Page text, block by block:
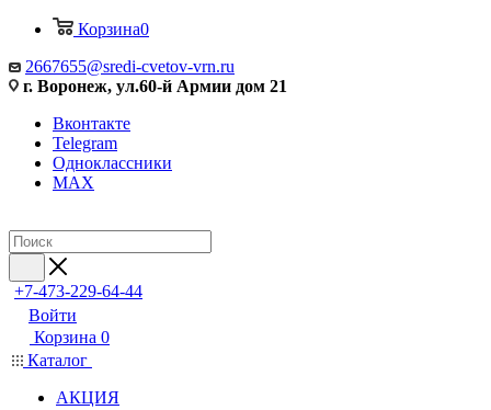
Корзина0
2667655@sredi-cvetov-vrn.ru
г. Воронеж, ул.60-й Армии дом 21
Вконтакте
Telegram
Одноклассники
MAX
+7-473-229-64-44
Войти
Корзина 0
Каталог
АКЦИЯ